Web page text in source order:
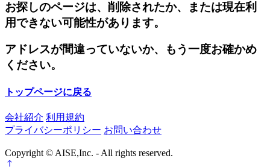
お探しのページは、削除されたか、または現在利
用できない可能性があります。
アドレスが間違っていないか、もう一度お確かめ
ください。
トップページに戻る
会社紹介 利用規約
プライバシーポリシー お問い合わせ
Copyright © AISE,Inc. - All rights reserved.